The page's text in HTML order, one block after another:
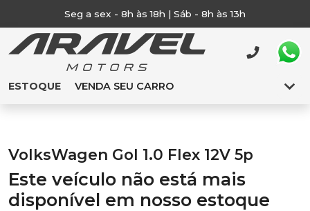
Seg a sex - 8h às 18h | Sáb - 8h às 13h
ESTOQUE VENDA SEU CARRO
VolksWagen Gol 1.0 Flex 12V 5p
Este veículo não está mais
disponível em nosso estoque